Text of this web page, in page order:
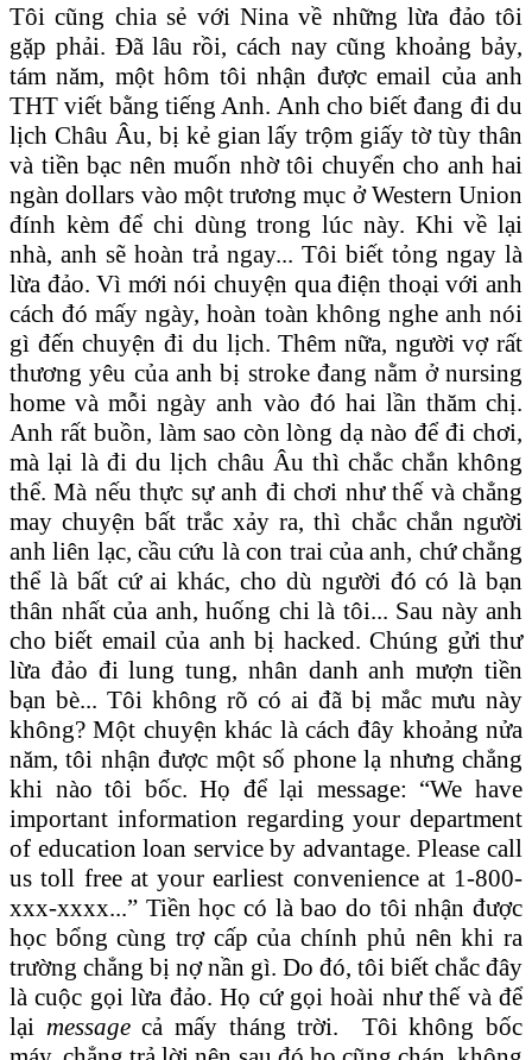
Tôi cũng chia sẻ với Nina về những lừa đảo tôi
gặp phải. Đã lâu rồi, cách nay cũng khoảng bảy,
tám năm, một hôm tôi nhận được email của anh
THT viết bằng tiếng Anh. Anh cho biết đang đi du
lịch Châu Âu, bị kẻ gian lấy trộm giấy tờ tùy thân
và tiền bạc nên muốn nhờ tôi chuyển cho anh hai
ngàn dollars vào một trương mục ở Western Union
đính kèm để chi dùng trong lúc này. Khi về lại
nhà, anh sẽ hoàn trả ngay... Tôi biết tỏng ngay là
lừa đảo. Vì mới nói chuyện qua điện thoại với anh
cách đó mấy ngày, hoàn toàn không nghe anh nói
gì đến chuyện đi du lịch. Thêm nữa, người vợ rất
thương yêu của anh bị stroke đang nằm ở nursing
home và mỗi ngày anh vào đó hai lần thăm chị.
Anh rất buồn, làm sao còn lòng dạ nào để đi chơi,
mà lại là đi du lịch châu Âu thì chắc chắn không
thể. Mà nếu thực sự anh đi chơi như thế và chẳng
may chuyện bất trắc xảy ra, thì chắc chắn người
anh liên lạc, cầu cứu là con trai của anh, chứ chẳng
thể là bất cứ ai khác, cho dù người đó có là bạn
thân nhất của anh, huống chi là tôi... Sau này anh
cho biết email của anh bị hacked. Chúng gửi thư
lừa đảo đi lung tung, nhân danh anh mượn tiền
bạn bè... Tôi không rõ có ai đã bị mắc mưu này
không? Một chuyện khác là cách đây khoảng nửa
năm, tôi nhận được một số phone lạ nhưng chẳng
khi nào tôi bốc. Họ để lại message: “We have
important information regarding your department
of education loan service by advantage. Please call
us toll free at your earliest convenience at 1-800-
xxx-xxxx...” Tiền học có là bao do tôi nhận được
học bổng cùng trợ cấp của chính phủ nên khi ra
trường chẳng bị nợ nần gì. Do đó, tôi biết chắc đây
là cuộc gọi lừa đảo. Họ cứ gọi hoài như thế và để
lại messagecả mấy tháng trời. Tôi không bốc